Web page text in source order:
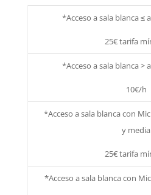
*Acceso a sala blanca ≤
25€ tarifa
*Acceso a sala blanca >
10€/h
*Acceso a sala blanca con
y media
25€ tarifa
*Acceso a sala blanca con